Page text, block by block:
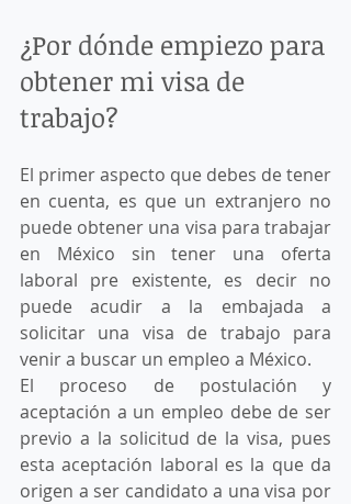
¿Por dónde empiezo para
obtener mi visa de
trabajo?
El primer aspecto que debes de tener
en cuenta, es que un extranjero no
puede obtener una visa para trabajar
en México sin tener una oferta
laboral pre existente, es decir no
puede acudir a la embajada a
solicitar una visa de trabajo para
venir a buscar un empleo a México.
El proceso de postulación y
aceptación a un empleo debe de ser
previo a la solicitud de la visa, pues
esta aceptación laboral es la que da
origen a ser candidato a una visa por